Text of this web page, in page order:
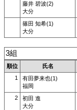
藤井 碧波(2)
大分
篠田 知希(1)
大分
3組
順位 氏名
1
有田夢来也(1)
福岡
2
初田 進
大分